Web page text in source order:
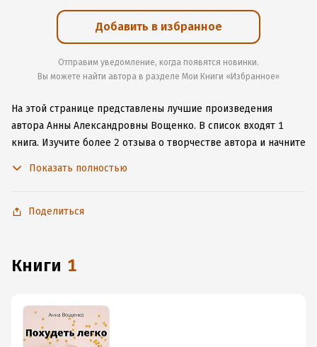
Добавить в избранное
Отправим уведомление, когда появятся новинки.
Вы можете найти автора в разделе Мои Книги «Избранное»
На этой странице представлены лучшие произведения
автора Анны Александровны Вощенко. В список входят 1
книга. Изучите более 2 отзыва о творчестве автора и начните
с любимыми произведениями даже без подключения
Показать полностью
Поделиться
книги 1